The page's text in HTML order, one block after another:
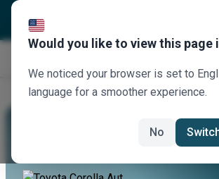
Mieten Sie Einen
Would you like to view this page
We noticed your browser is set to
language for a smoother experience.
No